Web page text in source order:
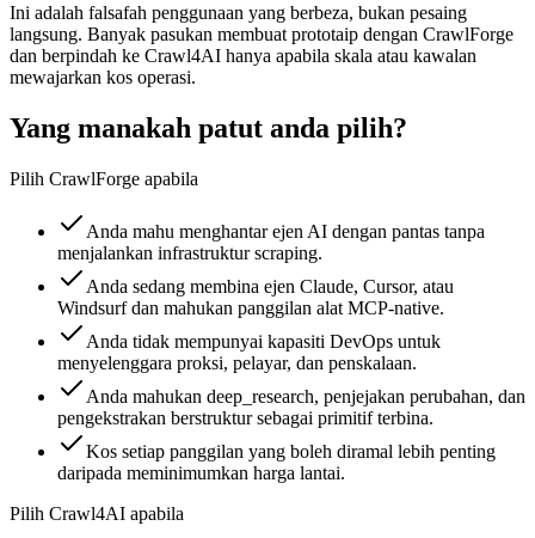
Ini adalah falsafah penggunaan yang berbeza, bukan pesaing
langsung. Banyak pasukan membuat prototaip dengan CrawlForge
dan berpindah ke Crawl4AI hanya apabila skala atau kawalan
mewajarkan kos operasi.
Yang manakah patut anda pilih?
Pilih CrawlForge apabila
Anda mahu menghantar ejen AI dengan pantas tanpa
menjalankan infrastruktur scraping.
Anda sedang membina ejen Claude, Cursor, atau
Windsurf dan mahukan panggilan alat MCP-native.
Anda tidak mempunyai kapasiti DevOps untuk
menyelenggara proksi, pelayar, dan penskalaan.
Anda mahukan deep_research, penjejakan perubahan, dan
pengekstrakan berstruktur sebagai primitif terbina.
Kos setiap panggilan yang boleh diramal lebih penting
daripada meminimumkan harga lantai.
Pilih Crawl4AI apabila